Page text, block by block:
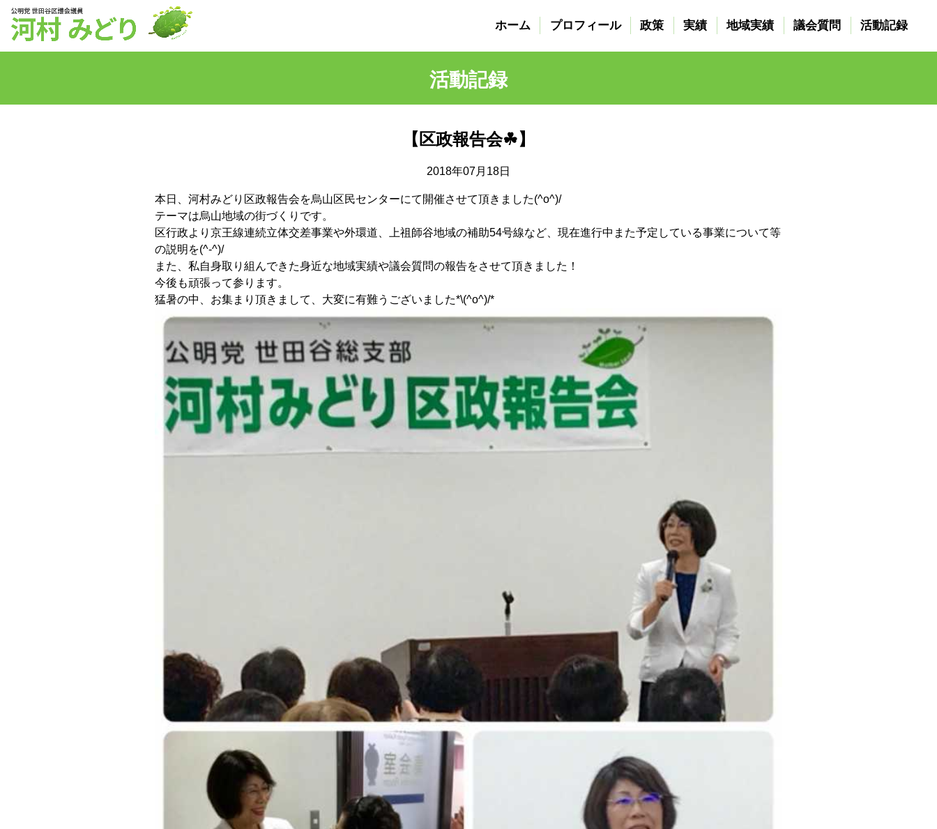
ホーム プロフィール 政策 実績 地域実績 議会質問 活動記録
活動記録
【区政報告会☘】
2018年07月18日
本日、河村みどり区政報告会を烏山区民センターにて開催させて頂きました(^o^)/
テーマは烏山地域の街づくりです。
区行政より京王線連続立体交差事業や外環道、上祖師谷地域の補助54号線など、現在進行中また予定している事業について等
の説明を(^-^)/
また、私自身取り組んできた身近な地域実績や議会質問の報告をさせて頂きました！
今後も頑張って参ります。
猛暑の中、お集まり頂きまして、大変に有難うございました*\(^o^)/*